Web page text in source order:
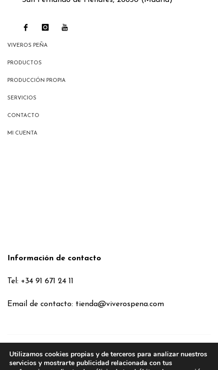
VIVEROS PEÑA
PRODUCTOS
PRODUCCIÓN PROPIA
SERVICIOS
CONTACTO
MI CUENTA
Información de contacto
Tel: +34 91 671 24 11
Email de contacto: tienda@viverospena.com
Condiciones generales
Utilizamos cookies propias y de terceros para analizar nuestros
servicios y mostrarte publicidad relacionada con tus